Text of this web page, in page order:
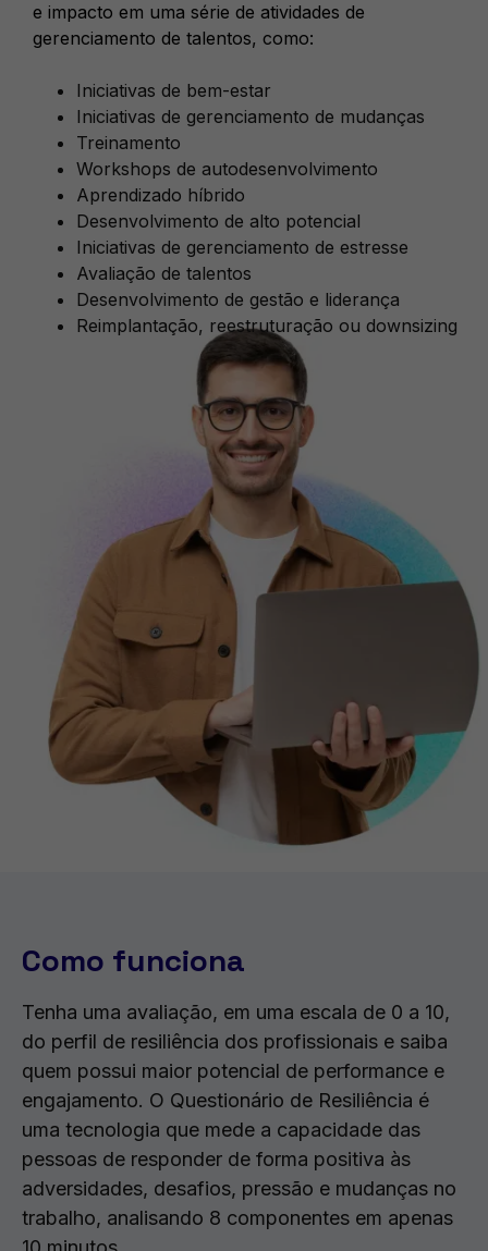
e impacto em uma série de atividades de
gerenciamento de talentos, como:
Iniciativas de bem-estar
Iniciativas de gerenciamento de mudanças
Treinamento
Workshops de autodesenvolvimento
Aprendizado híbrido
Desenvolvimento de alto potencial
Iniciativas de gerenciamento de estresse
Avaliação de talentos
Desenvolvimento de gestão e liderança
Reimplantação, reestruturação ou downsizing
Como funciona
Tenha uma avaliação, em uma escala de 0 a 10,
do perfil de resiliência dos profissionais e saiba
quem possui maior potencial de performance e
engajamento. O Questionário de Resiliência é
uma tecnologia que mede a capacidade das
pessoas de responder de forma positiva às
adversidades, desafios, pressão e mudanças no
trabalho, analisando 8 componentes em apenas